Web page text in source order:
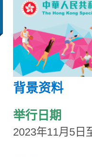
背景资料
举行日期
2023年11月5日